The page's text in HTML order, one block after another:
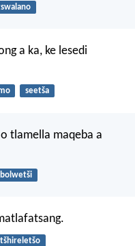
a ka, ke lesedi
seetša
o tlamella maqeba a
bolwetši
tšhireletšo